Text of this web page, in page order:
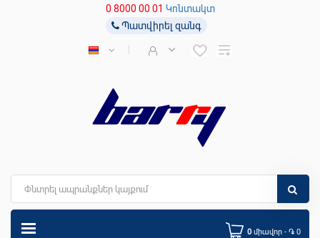
0 8000 00 01 Կոնտակտ
Պատվիրել զանգ
0 միավոր - ֏ 0